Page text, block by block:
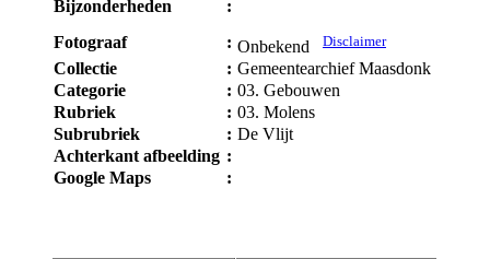
Bijzonderheden
:
Fotograaf
: Onbekend Disclaimer
Collectie : Gemeentearchief Maasdonk
Categorie
: 03. Gebouwen
Rubriek
: 03. Molens
Subrubriek
: De Vlijt
Achterkant afbeelding :
Google Maps
: